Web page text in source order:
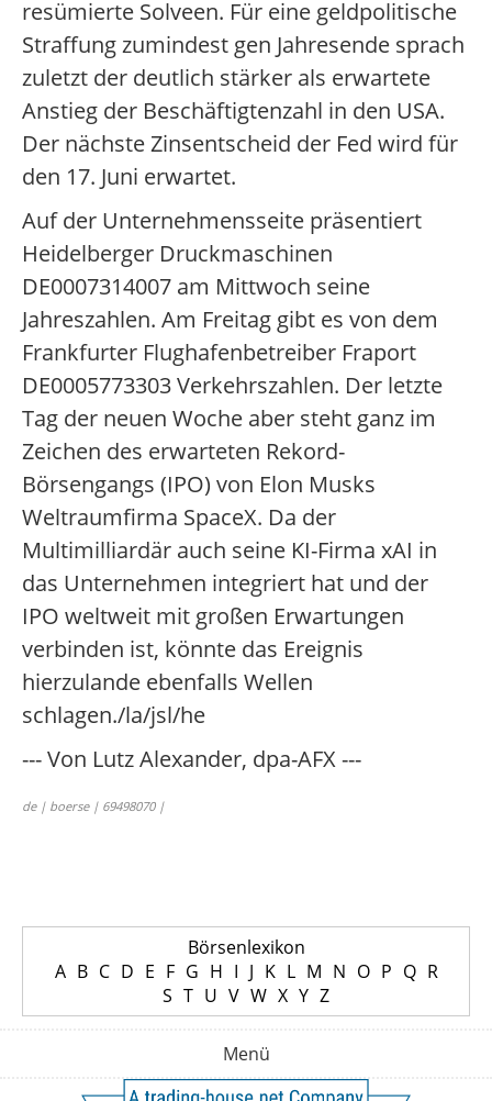
resümierte Solveen. Für eine geldpolitische
Straffung zumindest gen Jahresende sprach
zuletzt der deutlich stärker als erwartete
Anstieg der Beschäftigtenzahl in den USA.
Der nächste Zinsentscheid der Fed wird für
den 17. Juni erwartet.
Auf der Unternehmensseite präsentiert
Heidelberger Druckmaschinen
DE0007314007 am Mittwoch seine
Jahreszahlen. Am Freitag gibt es von dem
Frankfurter Flughafenbetreiber Fraport
DE0005773303 Verkehrszahlen. Der letzte
Tag der neuen Woche aber steht ganz im
Zeichen des erwarteten Rekord-
Börsengangs (IPO) von Elon Musks
Weltraumfirma SpaceX. Da der
Multimilliardär auch seine KI-Firma xAI in
das Unternehmen integriert hat und der
IPO weltweit mit großen Erwartungen
verbinden ist, könnte das Ereignis
hierzulande ebenfalls Wellen
schlagen./la/jsl/he
--- Von Lutz Alexander, dpa-AFX ---
de | boerse | 69498070 |
Börsenlexikon
A B C D E F G H I J K L M N O P Q R
S T U V W X Y Z
Menü